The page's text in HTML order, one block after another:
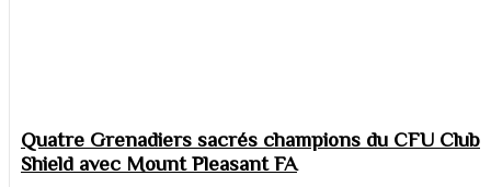
Quatre Grenadiers sacrés champions du CFU Club
Shield avec Mount Pleasant FA